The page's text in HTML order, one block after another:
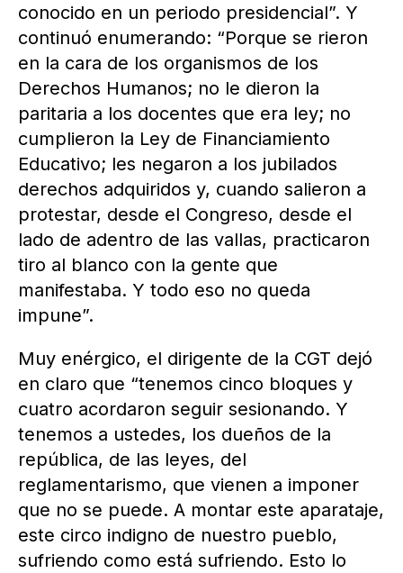
conocido en un periodo presidencial”. Y
continuó enumerando: “Porque se rieron
en la cara de los organismos de los
Derechos Humanos; no le dieron la
paritaria a los docentes que era ley; no
cumplieron la Ley de Financiamiento
Educativo; les negaron a los jubilados
derechos adquiridos y, cuando salieron a
protestar, desde el Congreso, desde el
lado de adentro de las vallas, practicaron
tiro al blanco con la gente que
manifestaba. Y todo eso no queda
impune”.
Muy enérgico, el dirigente de la CGT dejó
en claro que “tenemos cinco bloques y
cuatro acordaron seguir sesionando. Y
tenemos a ustedes, los dueños de la
república, de las leyes, del
reglamentarismo, que vienen a imponer
que no se puede. A montar este aparataje,
este circo indigno de nuestro pueblo,
sufriendo como está sufriendo. Esto lo